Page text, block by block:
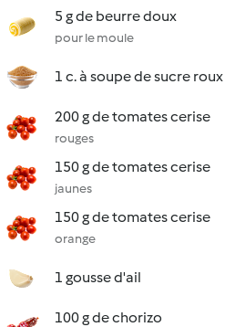
5 g de beurre doux
pour le moule
1 c. à soupe de sucre roux
200 g de tomates cerise
rouges
150 g de tomates cerise
jaunes
150 g de tomates cerise
orange
1 gousse d'ail
100 g de chorizo